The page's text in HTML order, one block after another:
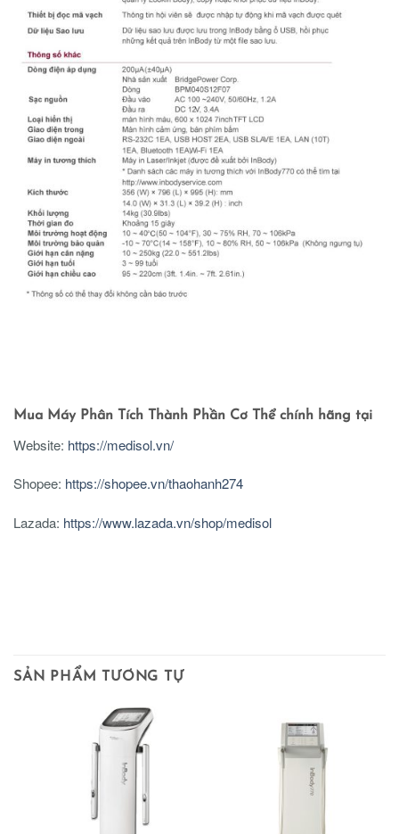
Mua Máy Phân Tích Thành Phần Cơ Thể chính hãng tại
Website: https://medisol.vn/
Shopee: https://shopee.vn/thaohanh274
Lazada: https://www.lazada.vn/shop/medisol
SẢN PHẨM TƯƠNG TỰ